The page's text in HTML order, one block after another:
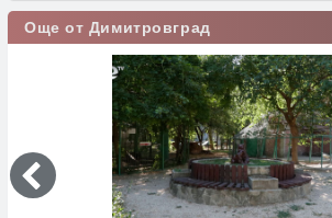
Още от Димитровград